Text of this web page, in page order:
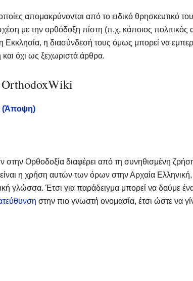
απομακρύνονται από το ειδικό θρησκευτικό
με την ορθόδοξη πίστη (π.χ. κάποιος
Εκκλησία, η διασύνδεσή τους όμως μπορεί να
και όχι ως ξεχωριστά άρθρα.
(Άποψη)
στην Ορθοδοξία διαφέρει από τη συνηθισμένη
η χρήση αυτών των όρων στην Αρχαία Ελληνική,
γλώσσα. Έτσι για παράδειγμα μπορεί να δούμε
στην πιο γνωστή ονομασία, έτσι ώστε να